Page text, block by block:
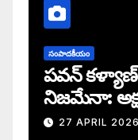
సంపాదకీయం
పవన్
నిజమేనా:
27 APRIL 2026